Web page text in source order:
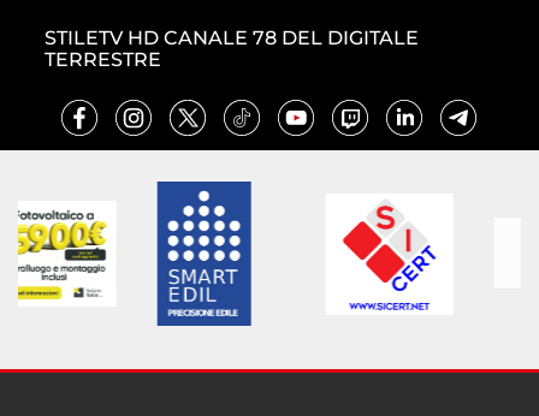
STILETV HD CANALE 78 DEL DIGITALE
TERRESTRE